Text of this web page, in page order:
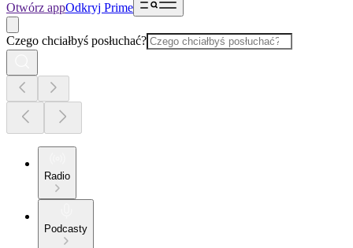
Otwórz appOdkryj Prime
Czego chciałbyś posłuchać?
Radio
Podcasty